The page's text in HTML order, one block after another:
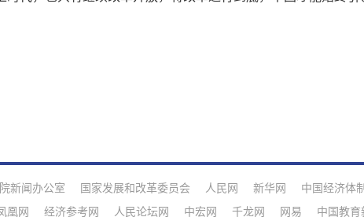
新闻办公室 国家发展和改革委员会 人民网 新华网 中国经济体
凰网 经济参考网 人民论坛网 中宏网 千龙网 网易 中国教育